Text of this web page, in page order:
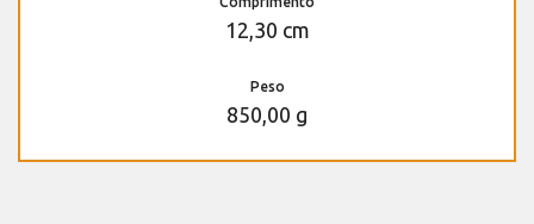
12,30 cm
Peso
850,00 g